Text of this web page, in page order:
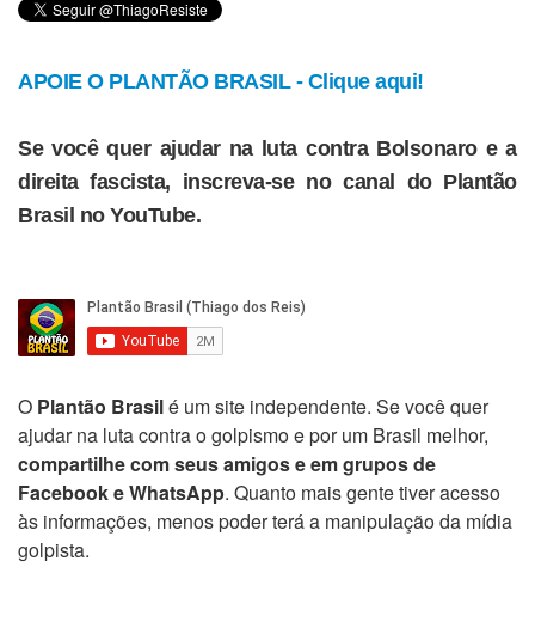
APOIE O PLANTÃO BRASIL - Clique aqui!
Se você quer ajudar na luta contra Bolsonaro e a
direita fascista, inscreva-se no canal do Plantão
Brasil no YouTube.
O Plantão Brasilé um site independente. Se você quer
ajudar na luta contra o golpismo e por um Brasil melhor,
compartilhe com seus amigos e em grupos de
Facebook e WhatsApp. Quanto mais gente tiver acesso
às informações, menos poder terá a manipulação da mídia
golpista.